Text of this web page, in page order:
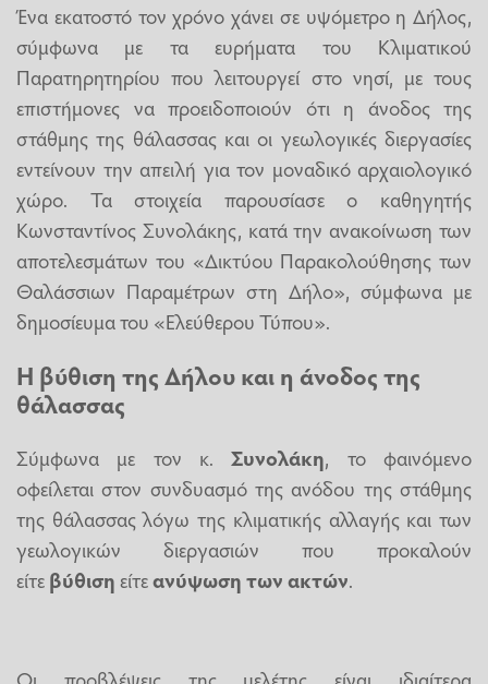
Ένα εκατοστό τον χρόνο χάνει σε υψόμετρο η Δήλος,
σύμφωνα με τα ευρήματα του Κλιματικού
Παρατηρητηρίου που λειτουργεί στο νησί, με τους
επιστήμονες να προειδοποιούν ότι η άνοδος της
στάθμης της θάλασσας και οι γεωλογικές διεργασίες
εντείνουν την απειλή για τον μοναδικό αρχαιολογικό
χώρο. Τα στοιχεία παρουσίασε ο καθηγητής
Κωνσταντίνος Συνολάκης, κατά την ανακοίνωση των
αποτελεσμάτων του «Δικτύου Παρακολούθησης των
Θαλάσσιων Παραμέτρων στη Δήλο», σύμφωνα με
δημοσίευμα του «Ελεύθερου Τύπου».
Η βύθιση της Δήλου και η άνοδος της
θάλασσας
Σύμφωνα με τον κ.Συνολάκη, το φαινόμενο
οφείλεται στον συνδυασμό της ανόδου της στάθμης
της θάλασσας λόγω της κλιματικής αλλαγής και των
γεωλογικών διεργασιών που προκαλούν
είτεβύθισηείτεανύψωση των ακτών.
Οι προβλέψεις της μελέτης είναι ιδιαίτερα